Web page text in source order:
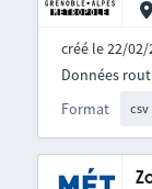
créé le 22/02/
Format csv
Données